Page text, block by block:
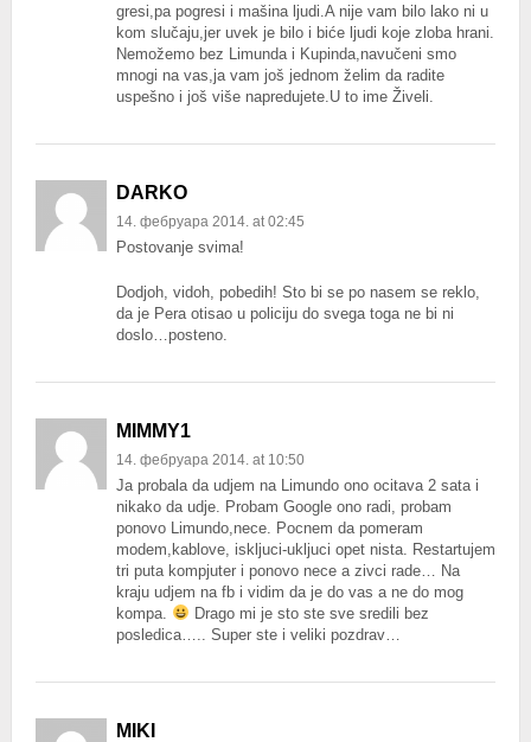
gresi,pa pogresi i mašina ljudi.A nije vam bilo lako ni u
kom slučaju,jer uvek je bilo i biće ljudi koje zloba hrani.
Nemožemo bez Limunda i Kupinda,navučeni smo
mnogi na vas,ja vam još jednom želim da radite
uspešno i još više napredujete.U to ime Živeli.
DARKO
14. фебруара 2014. at 02:45
Postovanje svima!
Dodjoh, vidoh, pobedih! Sto bi se po nasem se reklo,
da je Pera otisao u policiju do svega toga ne bi ni
doslo…posteno.
MIMMY1
14. фебруара 2014. at 10:50
Ja probala da udjem na Limundo ono ocitava 2 sata i
nikako da udje. Probam Google ono radi, probam
ponovo Limundo,nece. Pocnem da pomeram
modem,kablove, iskljuci-ukljuci opet nista. Restartujem
tri puta kompjuter i ponovo nece a zivci rade… Na
kraju udjem na fb i vidim da je do vas a ne do mog
kompa.
Drago mi je sto ste sve sredili bez
posledica….. Super ste i veliki pozdrav…
MIKI